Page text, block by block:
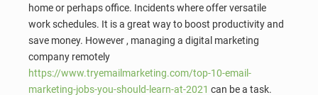
home or perhaps office. Incidents where offer versatile
work schedules. It is a great way to boost productivity and
save money. However , managing a digital marketing
company remotely
https://www.tryemailmarketing.com/top-10-email-
marketing-jobs-you-should-learn-at-2021 can be a task.